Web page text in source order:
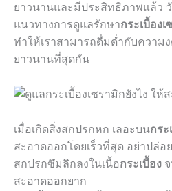
ยาวนานและมีประสิทธิภาพแล้ว
แนวทางการดูแลรักษากระเบื้อง
ทำให้เราสามารถดื่มด่ำกับความ
ยาวนานที่สุดกัน
เมื่อเกิดสิ่งสกปรกหก เลอะบนกระ
สะอาดออกโดยเร็วที่สุด อย่าปล่
สกปรกซึมลึกลงในเนื้อกระเบื้อง
สะอาดออกยาก